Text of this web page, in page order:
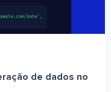
de dados no